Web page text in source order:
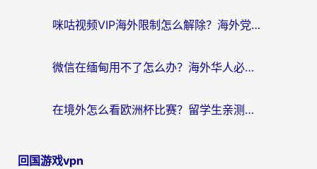
咪咕视频VIP海外限制怎么解除？海外党亲测有效的回国加速方案
微信在缅甸用不了怎么办？海外华人必看的回国加速全攻略
在境外怎么看欧洲杯比赛？留学生亲测：用对回国加速器就能解决
回国游戏vpn